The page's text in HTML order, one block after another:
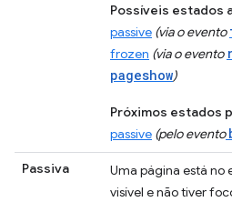
Possíveis estados
passive (via o evento
frozen (via o evento
pageshow)
Próximos estados
passive (pelo evento
Passiva Uma página está no
visível e não tiver